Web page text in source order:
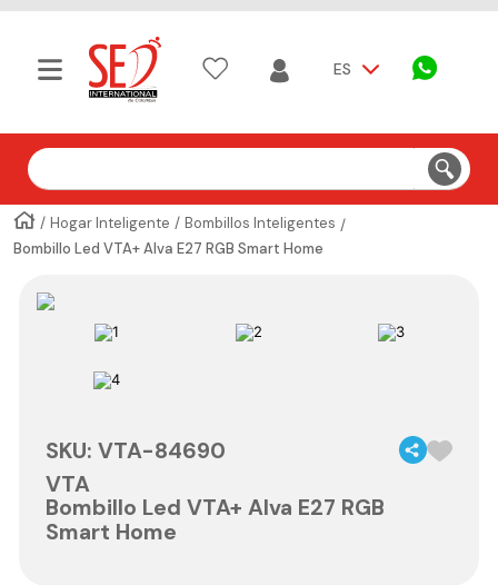
ES
Buscar
Hogar Inteligente
Bombillos Inteligentes
Bombillo Led VTA+ Alva E27 RGB Smart Home
SKU: VTA-84690
VTA
Bombillo Led VTA+ Alva E27 RGB
Smart Home